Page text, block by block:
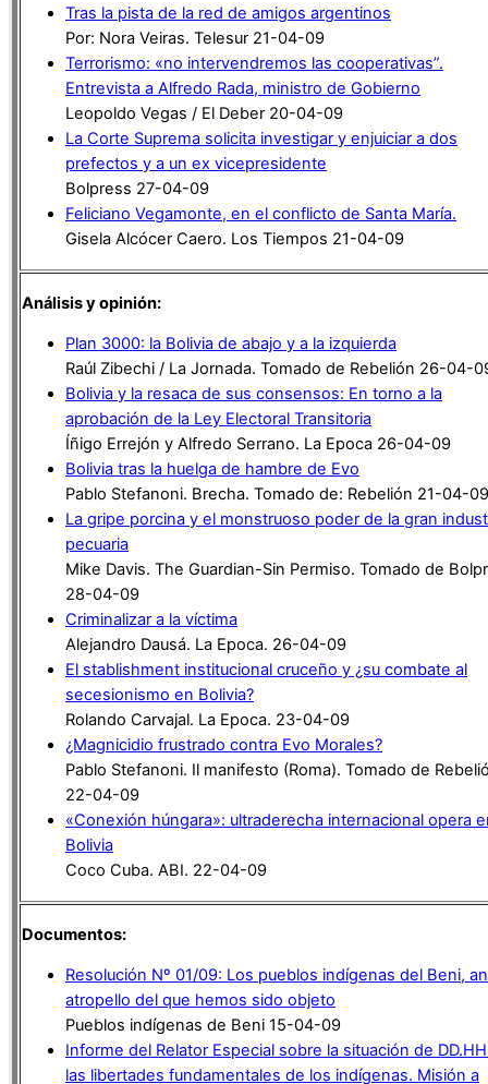
Tras la pista de la red de amigos argentinos
Por: Nora Veiras. Telesur 21-04-09
Terrorismo: «no intervendremos las cooperativas”.
Entrevista a Alfredo Rada, ministro de Gobierno
Leopoldo Vegas / El Deber 20-04-09
La Corte Suprema solicita investigar y enjuiciar a dos
prefectos y a un ex vicepresidente
Bolpress 27-04-09
Feliciano Vegamonte, en el conflicto de Santa María.
Gisela Alcócer Caero. Los Tiempos 21-04-09
Análisis y opinión:
Plan 3000: la Bolivia de abajo y a la izquierda
Raúl Zibechi / La Jornada. Tomado de Rebelión 26-04-
Bolivia y la resaca de sus consensos: En torno a la
aprobación de la Ley Electoral Transitoria
Íñigo Errejón y Alfredo Serrano. La Epoca 26-04-09
Bolivia tras la huelga de hambre de Evo
Pablo Stefanoni. Brecha. Tomado de: Rebelión 21-04-09
La gripe porcina y el monstruoso poder de la gran
pecuaria
Mike Davis. The Guardian-Sin Permiso. Tomado de
28-04-09
Criminalizar a la víctima
Alejandro Dausá. La Epoca. 26-04-09
El stablishment institucional cruceño y ¿su combate al
secesionismo en Bolivia?
Rolando Carvajal. La Epoca. 23-04-09
¿Magnicidio frustrado contra Evo Morales?
Pablo Stefanoni. Il manifesto (Roma). Tomado de
22-04-09
«Conexión húngara»: ultraderecha internacional opera
Bolivia
Coco Cuba. ABI. 22-04-09
Documentos:
Resolución Nº 01/09: Los pueblos indígenas del Beni,
atropello del que hemos sido objeto
Pueblos indígenas de Beni 15-04-09
Informe del Relator Especial sobre la situación de
las libertades fundamentales de los indígenas. Misión a